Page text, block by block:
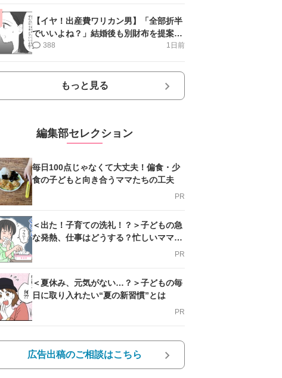
【イヤ！出産費ワリカン男】「全部折半
でいいよね？」結婚後も別財布を提案＜
第10話＞#4コマ母道場
1日前
388
もっと見る
編集部セレクション
毎日100点じゃなくて大丈夫！偏食・少
食の子どもと向き合うママたちの工夫
PR
＜出た！子育ての洗礼！？＞子どもの急
な発熱、仕事はどうする？忙しいママを
PR
＜夏休み、元気がない…？＞子どもの毎
日に取り入れたい“夏の新習慣”とは
PR
広告出稿のご相談はこちら